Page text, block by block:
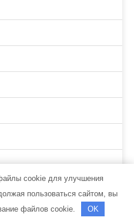
обслуживанию
оборудования
cookie для улучшения
пользоваться сайтом, вы
файлов cookie.
OK